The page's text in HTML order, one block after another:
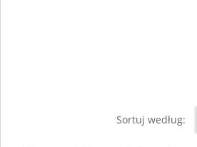
Sortuj według: